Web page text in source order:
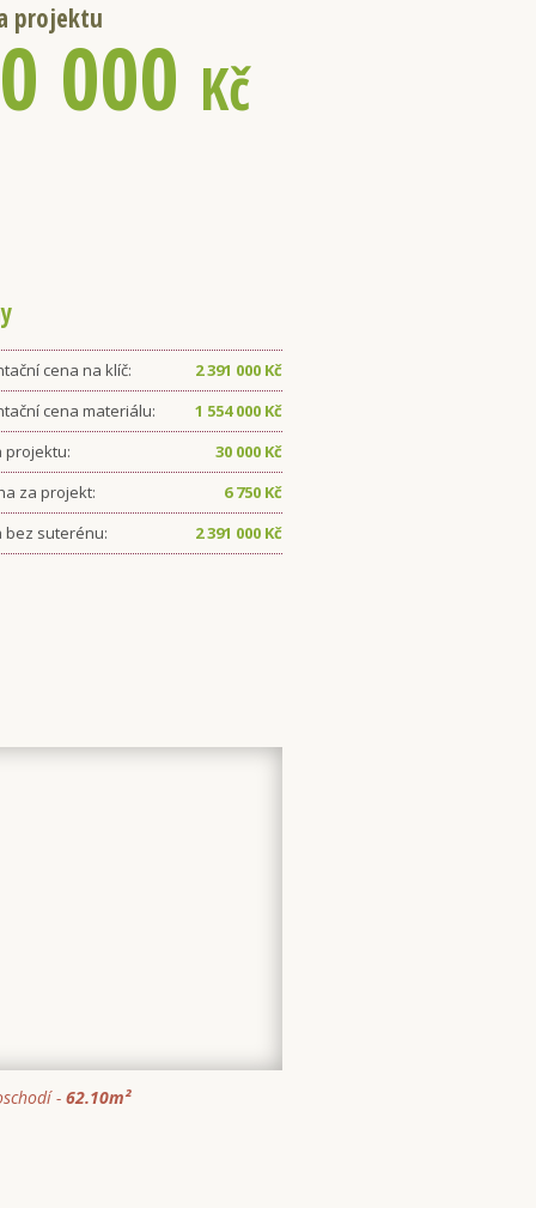
projektu000 Kč
cena na klíč: 2 391 000 Kč
cena materiálu:
1 554 000 Kč
projektu:
30 000 Kč
za projekt:
6 750 Kč
bez suterénu:
2 391 000 Kč
- 62.10m²